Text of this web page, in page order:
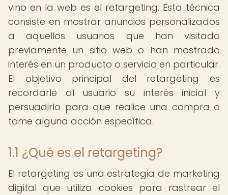
vino en la web es el retargeting. Esta técnica
consiste en mostrar anuncios personalizados
a aquellos usuarios que han visitado
previamente un sitio web o han mostrado
interés en un producto o servicio en particular.
El objetivo principal del retargeting es
recordarle al usuario su interés inicial y
persuadirlo para que realice una compra o
tome alguna acción específica.
1.1 ¿Qué es el retargeting?
El retargeting es una estrategia de marketing
digital que utiliza cookies para rastrear el